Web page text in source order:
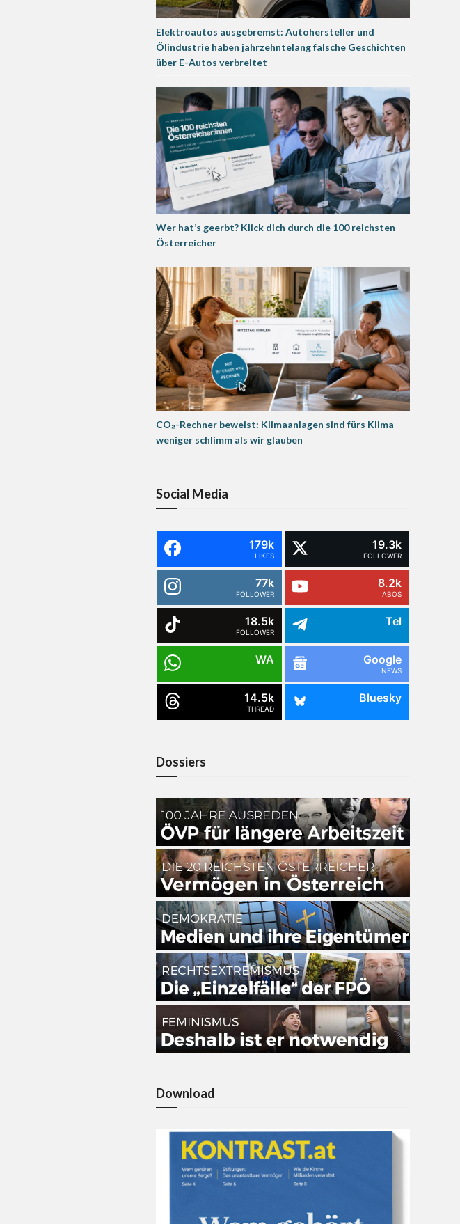
Elektroautos ausgebremst: Autohersteller und
Ölindustrie haben jahrzehntelang falsche Geschichten
über E-Autos verbreitet
Wer hat’s geerbt? Klick dich durch die 100 reichsten
Österreicher
CO₂-Rechner beweist: Klimaanlagen sind fürs Klima
weniger schlimm als wir glauben
Social Media
179k
LIKES
19.3k
FOLLOWER
77k
FOLLOWER
8.2k
ABOS
18.5k
FOLLOWER
Tel
WA Google
NEWS
14.5k
THREAD
Bluesky
Dossiers
Download